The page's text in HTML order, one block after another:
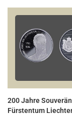
200 Jahre
Fürstentum